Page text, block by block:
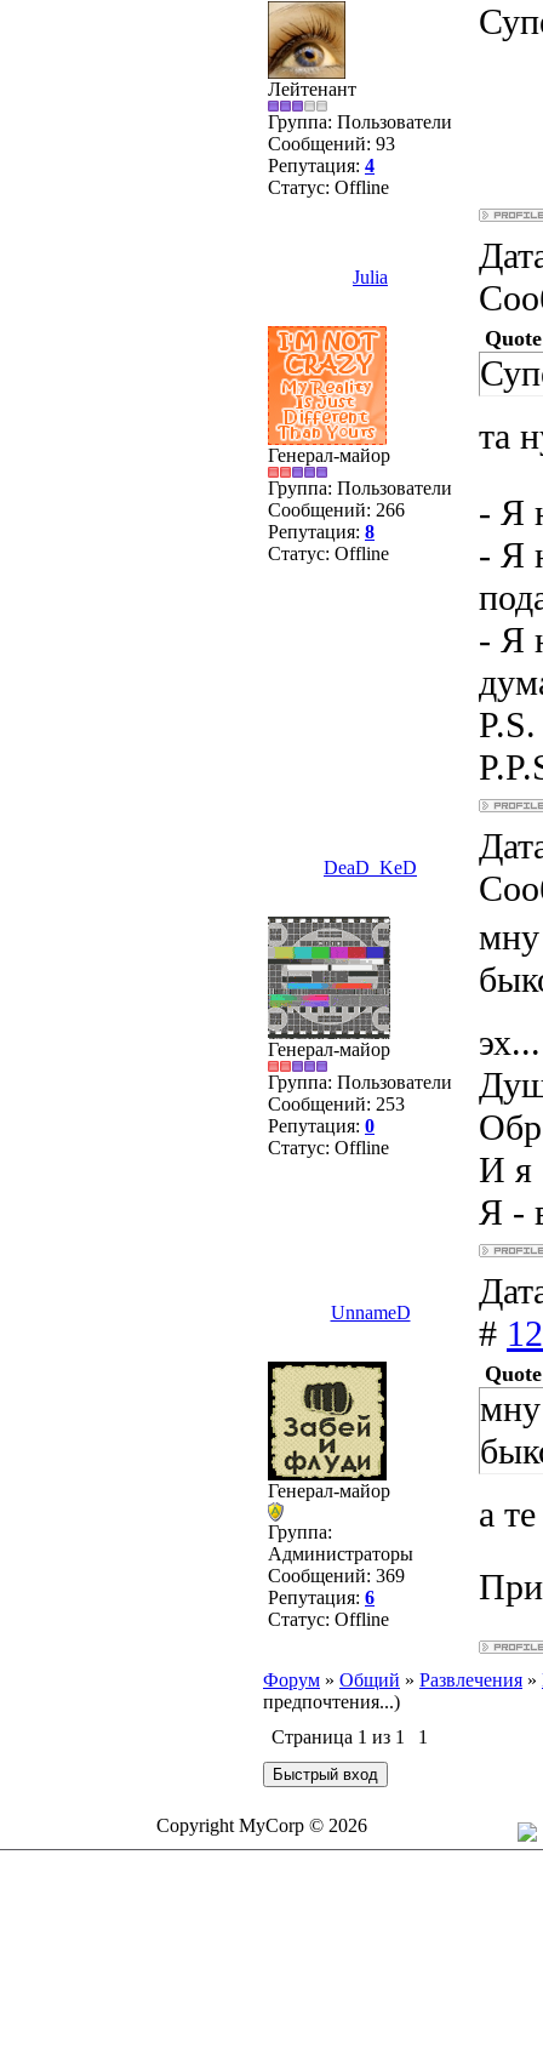
Лейтенант
Группа: Пользователи
Сообщений: 93
Репутация: 4
Статус: Offline
Julia
Генерал-майор
Группа: Пользователи
Сообщений: 266
Репутация: 8
Статус: Offline
Quote
та
- Я
- Я
- Я
DeaD_KeD
Генерал-майор
Группа: Пользователи
Сообщений: 253
Репутация: 0
Статус: Offline
мну
эх...
И я
Я -
UnnameD
# 12
Генерал-майор
Группа:
Администраторы
Сообщений: 369
Репутация: 6
Статус: Offline
Quote
а
Форум » Общий » Развлечения »
предпочтения...)
Страница 1 из 1 1
Copyright MyCorp © 2026